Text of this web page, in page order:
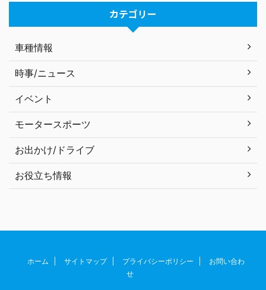
カテゴリー
車種情報
時事/ニュース
イベント
モータースポーツ
お出かけ/ドライブ
お役立ち情報
ホーム サイトマップ プライバシーポリシー
お問い合わ
せ